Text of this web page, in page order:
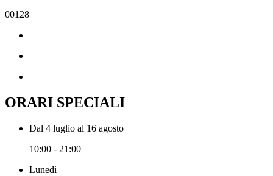
00128
ORARI SPECIALI
Dal 4 luglio al 16 agosto
10:00 - 21:00
Lunedì